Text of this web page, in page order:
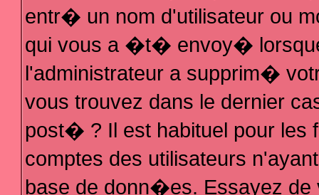
entr� un nom d'utilisateur ou
qui vous a �t� envoy�
l'administrateur a supprim�
vous trouvez dans le dernier
post� ? Il est habituel pour les
comptes des utilisateurs
base de donn�es. Essayez de